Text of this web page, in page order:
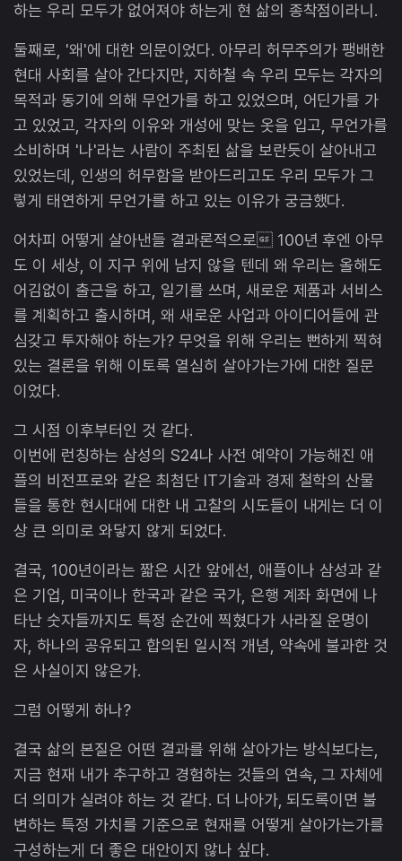
하는 우리 모두가 없어져야 하는게 현 삶의 종착점이라니.
둘째로, '왜'에 대한 의문이었다. 아무리 허무주의가 팽배한
현대 사회를 살아 간다지만, 지하철 속 우리 모두는 각자의
목적과 동기에 의해 무언가를 하고 있었으며, 어딘가를 가
고 있었고, 각자의 이유와 개성에 맞는 옷을 입고, 무언가를
소비하며 '나'라는 사람이 주최된 삶을 보란듯이 살아내고
있었는데, 인생의 허무함을 받아드리고도 우리 모두가 그
렇게 태연하게 무언가를 하고 있는 이유가 궁금했다.
어차피 어떻게 살아낸들 결과론적으로 100년 후엔 아무
도 이 세상, 이 지구 위에 남지 않을 텐데 왜 우리는 올해도
어김없이 출근을 하고, 일기를 쓰며, 새로운 제품과 서비스
를 계획하고 출시하며, 왜 새로운 사업과 아이디어들에 관
심갖고 투자해야 하는가? 무엇을 위해 우리는 뻔하게 찍혀
있는 결론을 위해 이토록 열심히 살아가는가에 대한 질문
이었다.
그 시점 이후부터인 것 같다.
이번에 런칭하는 삼성의 S24나 사전 예약이 가능해진 애
플의 비전프로와 같은 최첨단 IT기술과 경제 철학의 산물
들을 통한 현시대에 대한 내 고찰의 시도들이 내게는 더 이
상 큰 의미로 와닿지 않게 되었다.
결국, 100년이라는 짧은 시간 앞에선, 애플이나 삼성과 같
은 기업, 미국이나 한국과 같은 국가, 은행 계좌 화면에 나
타난 숫자들까지도 특정 순간에 찍혔다가 사라질 운명이
자, 하나의 공유되고 합의된 일시적 개념, 약속에 불과한 것
은 사실이지 않은가.
그럼 어떻게 하나?
결국 삶의 본질은 어떤 결과를 위해 살아가는 방식보다는,
지금 현재 내가 추구하고 경험하는 것들의 연속, 그 자체에
더 의미가 실려야 하는 것 같다. 더 나아가, 되도록이면 불
변하는 특정 가치를 기준으로 현재를 어떻게 살아가는가를
구성하는게 더 좋은 대안이지 않나 싶다.